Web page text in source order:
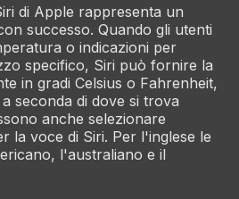
di Apple rappresenta un
successo. Quando gli utenti
o indicazioni per
specifico, Siri può fornire la
in gradi Celsius o Fahrenheit,
seconda di dove si trova
anche selezionare
la voce di Siri. Per l'inglese le
l'australiano e il